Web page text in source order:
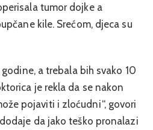
tumor dojke a
kile. Srećom, djeca su
a trebala bih svako 10
je rekla da se nakon
pojaviti i zloćudni“, govori
da jako teško pronalazi